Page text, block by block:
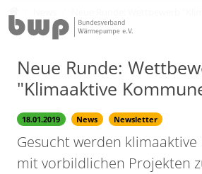
Neue Runde: Wettbewerb
Neue Runde:
"Klimaaktive
18.01.2019 News Newsletter
Gesucht werden
mit vorbildlichen Projekten